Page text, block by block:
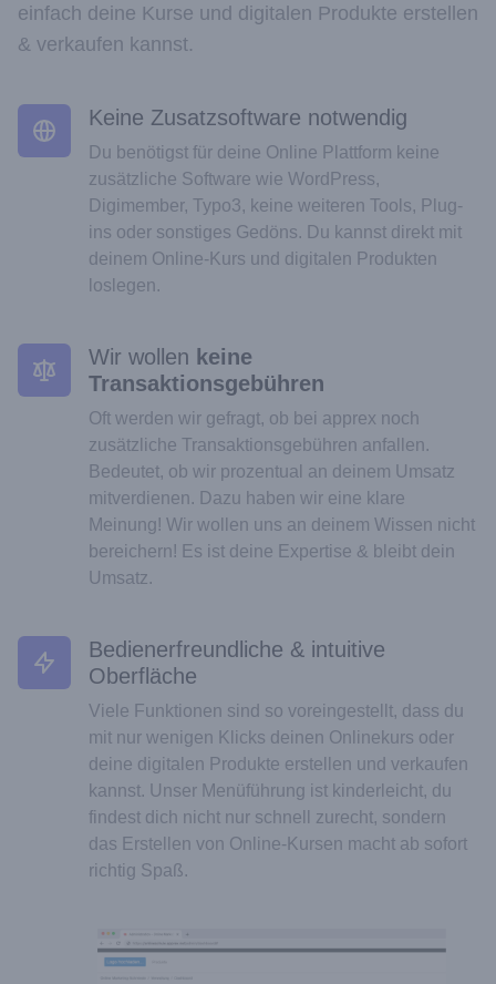
einfach deine Kurse und digitalen Produkte erstellen
& verkaufen kannst.
Keine Zusatzsoftware notwendig
Du benötigst für deine Online Plattform keine
zusätzliche Software wie WordPress,
Digimember, Typo3, keine weiteren Tools, Plug-
ins oder sonstiges Gedöns. Du kannst direkt mit
deinem Online-Kurs und digitalen Produkten
loslegen.
Wir wollen keine
Transaktionsgebühren
Oft werden wir gefragt, ob bei apprex noch
zusätzliche Transaktionsgebühren anfallen.
Bedeutet, ob wir prozentual an deinem Umsatz
mitverdienen. Dazu haben wir eine klare
Meinung! Wir wollen uns an deinem Wissen nicht
bereichern! Es ist deine Expertise & bleibt dein
Umsatz.
Bedienerfreundliche & intuitive
Oberfläche
Viele Funktionen sind so voreingestellt, dass du
mit nur wenigen Klicks deinen Onlinekurs oder
deine digitalen Produkte erstellen und verkaufen
kannst. Unser Menüführung ist kinderleicht, du
findest dich nicht nur schnell zurecht, sondern
das Erstellen von Online-Kursen macht ab sofort
richtig Spaß.